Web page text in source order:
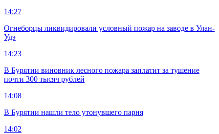
14:27
Огнеборцы ликвидировали условный пожар на заводе в Улан-
Удэ
14:23
В Бурятии виновник лесного пожара заплатит за тушение
почти 300 тысяч рублей
14:08
В Бурятии нашли тело утонувшего парня
14:02